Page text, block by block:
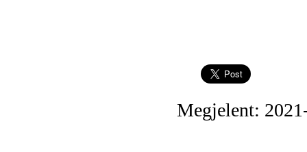
Megjelent: